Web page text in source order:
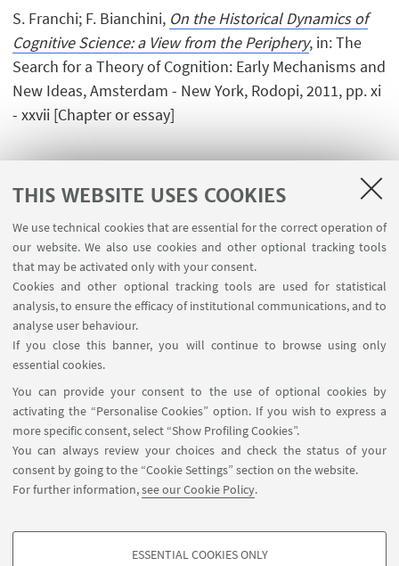
THIS WEBSITE USES COOKIES
We use technical cookies that are essential for the correct operation of
our website. We also use cookies and other optional tracking tools
that may be activated only with your consent.
Cookies and other optional tracking tools are used for statistical
analysis, to ensure the efficacy of institutional communications, and to
analyse user behaviour.
If you close this banner, you will continue to browse using only
essential cookies.
You can provide your consent to the use of optional cookies by
activating the “Personalise Cookies” option. If you wish to express a
more specific consent, select “Show Profiling Cookies”.
You can always review your choices and check the status of your
consent by going to the “Cookie Settings” section on the website.
For further information,see our Cookie Policy.
ESSENTIAL COOKIES ONLY
S. Franchi; F. Bianchini, On the Historical Dynamics of
Cognitive Science: a View from the Periphery, in: The
Search for a Theory of Cognition: Early Mechanisms and
New Ideas, Amsterdam - New York, Rodopi, 2011, pp. xi
- xxvii [Chapter or essay]
1 2 3
USEFUL LINKS
InfoPoint
FOLLOW UNIBO ON:
APP: